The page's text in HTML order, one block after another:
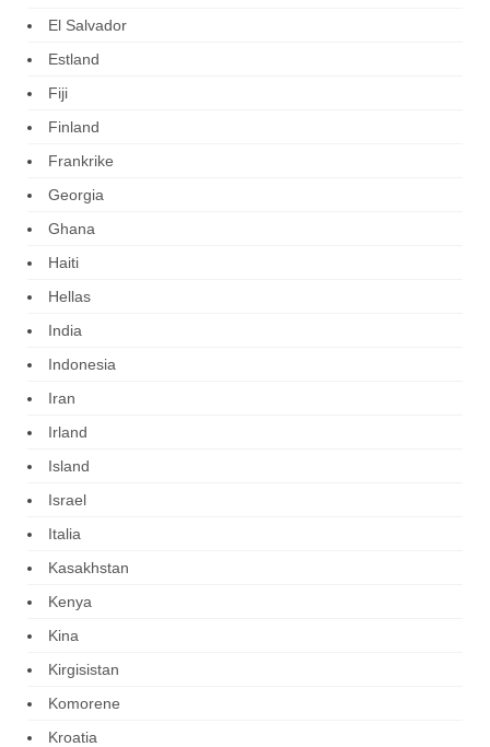
El Salvador
Estland
Fiji
Finland
Frankrike
Georgia
Ghana
Haiti
Hellas
India
Indonesia
Iran
Irland
Island
Israel
Italia
Kasakhstan
Kenya
Kina
Kirgisistan
Komorene
Kroatia